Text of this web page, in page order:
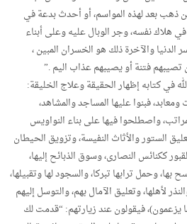
ذهب بعد لهذه المواسم، أو أحدث بدعة في
هلاك نفسه، وجر الوبال عليه وعلى أبناء
والآخرة ذلك هو الخسران المبين ،
فتنة أو يصيبهم عذاب اليم .”
في كتابه إظهار الحقيقة وعلاج الخليقة:
فبنوا عليها المساجد والمشاهد،
واصطلحوا فيها على بناء النواويس
الستور والأثاث النفيسة، وتزويق الحيطان
ككنائس النصارى، وسوق الذبائح إليها،
بها، وحمل ترابها تبركا، والسجود لها وتقبيلها،
لأهلها، وتعليق الآمال بهم، والتوسل إليهم
يزعمون)، فيقولون عند زيارتهم: “قدمت لك